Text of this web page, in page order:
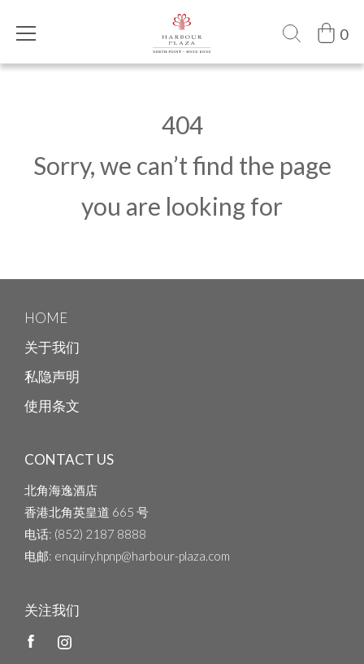
0
404
Sorry, we can’t find the page
you are looking for
HOME
关于我们
私隐声明
使用条文
CONTACT US
北角海逸酒店
香港北角英皇道 665 号
电话: (852) 2187 8888
电邮: enquiry.hpnp@harbour-plaza.com
关注我们